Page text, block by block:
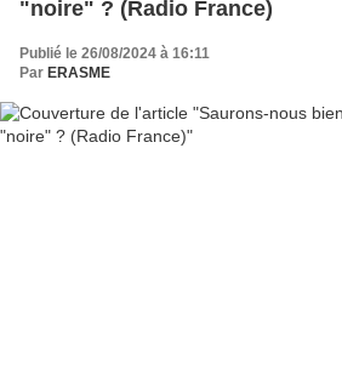
"noire" ? (Radio France)
Publié le 26/08/2024 à 16:11
Par ERASME